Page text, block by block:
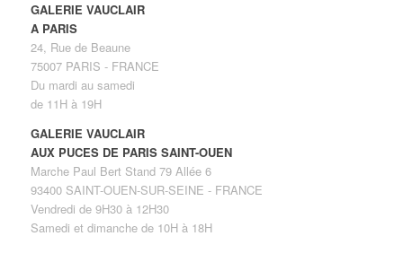
GALERIE VAUCLAIR
A PARIS
24, Rue de Beaune
75007 PARIS - FRANCE
Du mardi au samedi
de 11H à 19H
GALERIE VAUCLAIR
AUX PUCES DE PARIS SAINT-OUEN
Marche Paul Bert Stand 79 Allée 6
93400 SAINT-OUEN-SUR-SEINE - FRANCE
Vendredi de 9H30 à 12H30
Samedi et dimanche de 10H à 18H